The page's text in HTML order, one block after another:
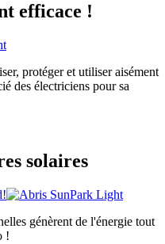
efficace !
protéger et utiliser aisément
des électriciens pour sa
solaires
génèrent de l'énergie tout
!